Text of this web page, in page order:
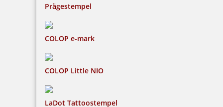
Prägestempel
COLOP e-mark
COLOP Little NIO
LaDot Tattoostempel
Haptische Braille Orientierungsschilder mit
Piktogramm (fühlbar) erleichtern die Zugänge in
einer neuen, barrierefreien Welt.